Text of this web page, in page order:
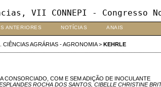
VII CONNEPI - Congresso
ANTERIORES NOTÍCIAS ANAIS
CIÊNCIAS AGRÁRIAS - AGRONOMIA> KEHRLE
CONSORCIADO, COM E SEM ADIÇÃO DE INOCULANTE
ROCHA DOS SANTOS, CIBELLE CHRISTINE